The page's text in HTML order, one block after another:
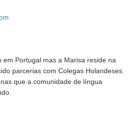
em Portugal mas a Marisa reside na
parcerias com Colegas Holandeses
que a comunidade de língua